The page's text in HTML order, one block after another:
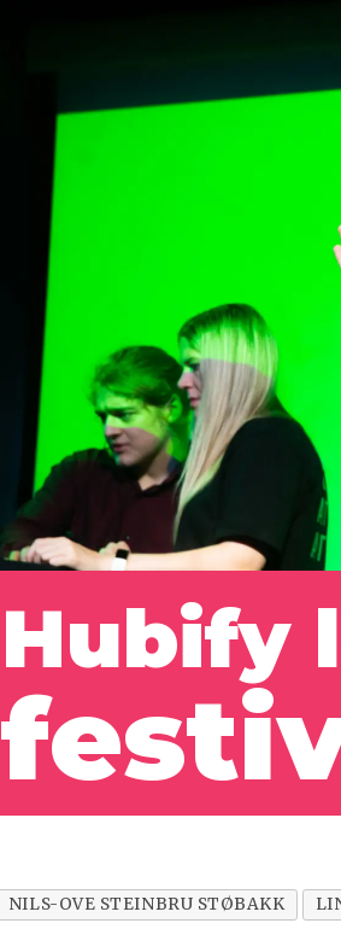
Hubify
NILS-OVE STEINBRU STØBAKK